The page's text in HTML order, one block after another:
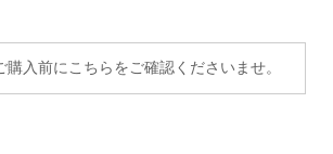
入前にこちらをご確認くださいませ。